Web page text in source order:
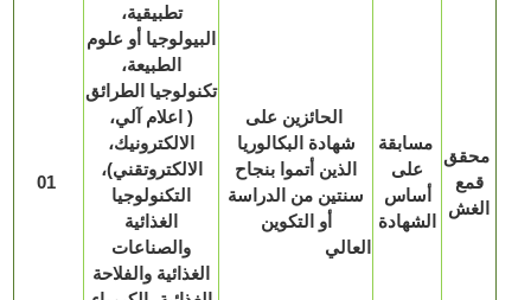
01
تطبيقية،
البيولوجيا أو علوم
الطبيعة،
تكنولوجيا الطرائق
( اعلام آلي،
الالكترونيك،
الالكتروتقني)،
التكنولوجيا
والصناعات
الغذائية والفلاحة
الحائزين على
شهادة البكالوريا
الذين أتموا بنجاح
سنتين من الدراسة
أو التكوين
العالي
مسابقة
على
أساس
الشهادة